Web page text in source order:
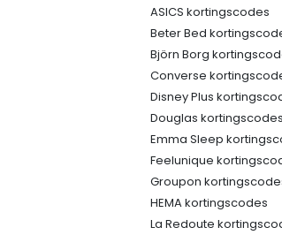
ASICS kortingscodes
Beter Bed
Björn Borg
Converse
Disney Plus
Douglas kortingscodes
Emma Sleep
Feelunique
Groupon
HEMA kortingscodes
La Redoute